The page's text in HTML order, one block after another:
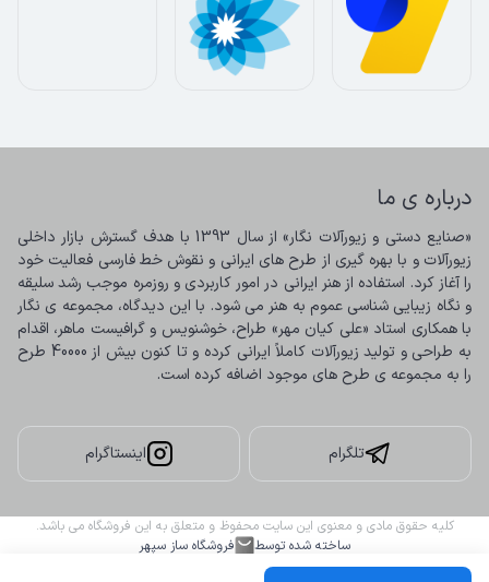
درباره ی ما
را به مجموعه ی طرح های موجود اضافه کرده است.
تلگرام اینستاگرام
کلیه حقوق مادی و معنوی این سایت محفوظ و متعلق به این فروشگاه می باشد.
ساخته شده توسط
فروشگاه ساز سپهر